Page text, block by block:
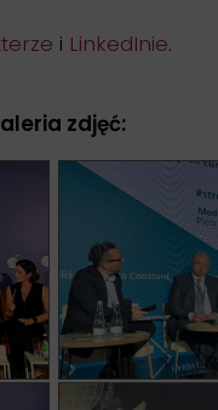
i LinkedInie.
zdjęć: